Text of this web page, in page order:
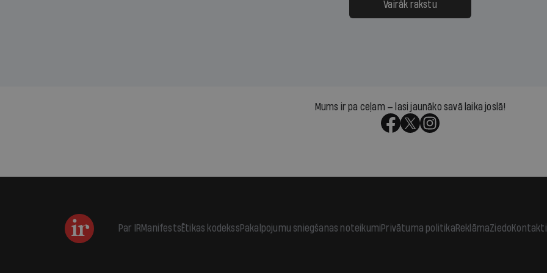
kas jāpārskaita jau trīs dienas
pirms nākamās sapulces
atbalsts un drosme
meteovērojumus arī tad,
Vairāk rakstu
Mums ir pa ceļam — lasi jaunāko savā laika joslā!
Par IRManifestsĒtikas kodekssPakalpojumu sniegšanas noteikumiPrivātuma politikaReklāmaZiedoKontakti